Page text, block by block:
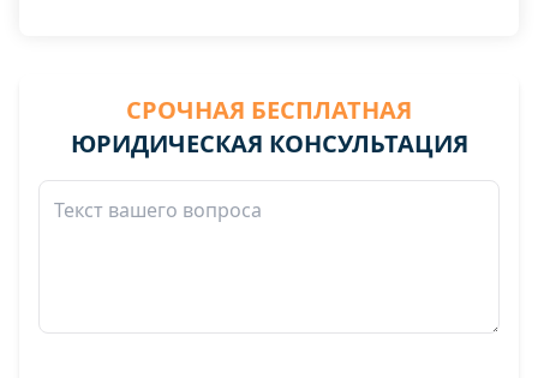
СРОЧНАЯ БЕСПЛАТНАЯ
ЮРИДИЧЕСКАЯ КОНСУЛЬТАЦИЯ